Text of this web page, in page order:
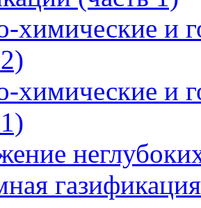
химические и
химические и